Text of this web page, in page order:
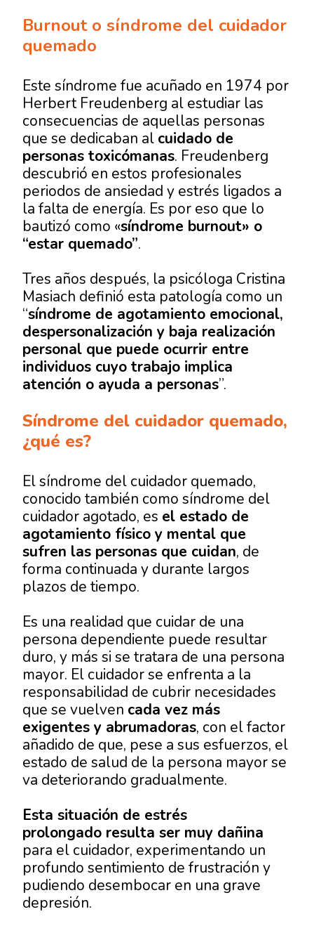
Burnout o síndrome del cuidador
quemado
Este síndrome fue acuñado en 1974 por
Herbert Freudenberg al estudiar las
consecuencias de aquellas personas
que se dedicaban al cuidado de
personas toxicómanas. Freudenberg
descubrió en estos profesionales
periodos de ansiedad y estrés ligados a
la falta de energía. Es por eso que lo
bautizó como «síndrome burnout» o
“estar quemado”.
Tres años después, la psicóloga Cristina
Masiach definió esta patología como un
“síndrome de agotamiento emocional,
despersonalización y baja realización
personal que puede ocurrir entre
individuos cuyo trabajo implica
atención o ayuda a personas”.
Síndrome del cuidador quemado,
¿qué es?
El síndrome del cuidador quemado,
conocido también como síndrome del
cuidador agotado, es el estado de
agotamiento físico y mental que
sufren las personas que cuidan, de
forma continuada y durante largos
plazos de tiempo.
Es una realidad que cuidar de una
persona dependiente puede resultar
duro, y más si se tratara de una persona
mayor. El cuidador se enfrenta a la
responsabilidad de cubrir necesidades
que se vuelven cada vez más
exigentes y abrumadoras, con el factor
añadido de que, pese a sus esfuerzos, el
estado de salud de la persona mayor se
va deteriorando gradualmente.
Esta situación de estrés
prolongado resulta ser muy dañina
para el cuidador, experimentando un
profundo sentimiento de frustración y
pudiendo desembocar en una grave
depresión.